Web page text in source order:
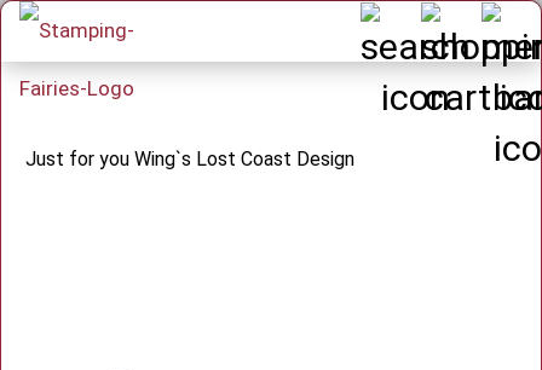
Just for you Wing`s Lost Coast Design